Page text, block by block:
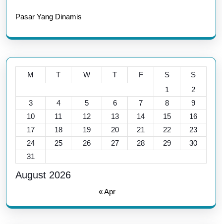
Pasar Yang Dinamis
August 2026
M T W T F S
S
1
2
3
4 5 6 7 8
9
10
11 12 13 14 15
16
17
18 19 20 21 22
23
24
25 26 27 28 29
30
31
« Apr